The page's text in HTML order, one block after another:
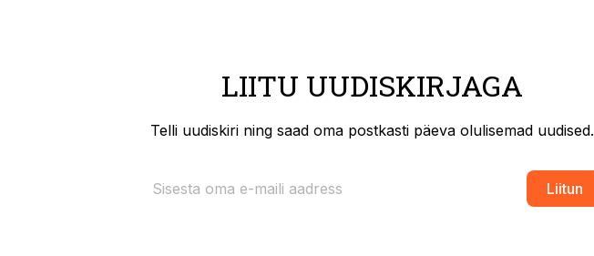
LIITU UUDISKIRJAGA
Telli uudiskiri ning saad oma postkasti päeva olulisemad uudised.
Liitun